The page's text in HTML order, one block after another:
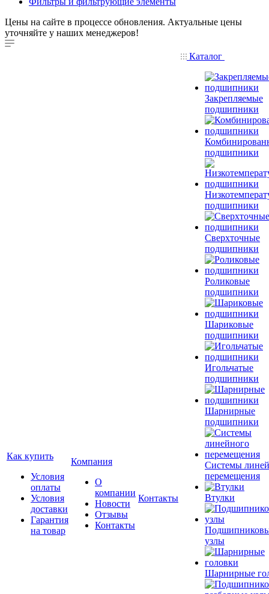
Цены на сайте в процессе обновления. Актуальные цены
уточняйте у наших менеджеров!
Как купить
Условия
оплаты
Условия
доставки
Гарантия
на товар
Компания
О
компании
Новости
Отзывы
Контакты
Контакты
Каталог
Закрепляемые
подшипники
подшипники
подшипники
Сверхточные
подшипники
Роликовые
подшипники
Шариковые
подшипники
Игольчатые
подшипники
Шарнирные
подшипники
Системы
перемещения
Втулки
узлы
Шарнирные